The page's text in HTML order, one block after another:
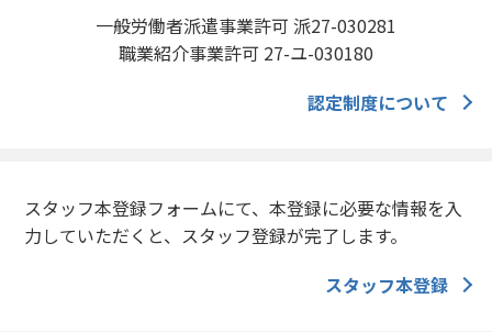
一般労働者派遣事業許可 派27-030281
職業紹介事業許可 27-ユ-030180
認定制度について
スタッフ本登録フォームにて、本登録に必要な情報を入
力していただくと、スタッフ登録が完了します。
スタッフ本登録